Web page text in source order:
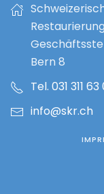
Bern 8
Tel. 031 311 63
info@skr.ch